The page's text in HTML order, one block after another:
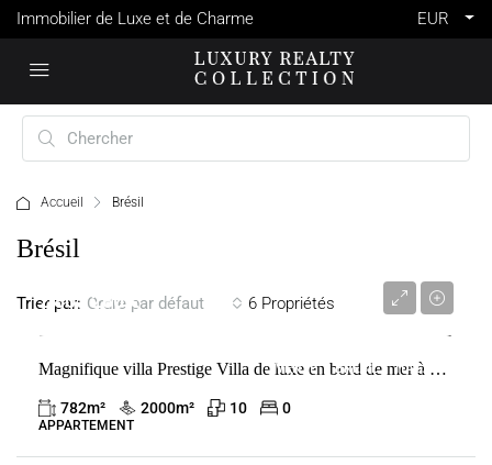
Immobilier de Luxe et de Charme EUR
Accueil Brésil
Brésil
6 Propriétés
Trier par: Ordre par défaut
VENTE BRÉSIL ITACARÉ
2 805 280 €
Magnifique villa Prestige Villa de luxe en bord de mer à Barracuda Resort-Itacare-
782m² 2000m² 10 0
APPARTEMENT